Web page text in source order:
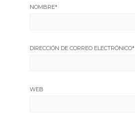
NOMBRE*
DIRECCIÓN DE CORREO ELECTRÓNICO*
WEB